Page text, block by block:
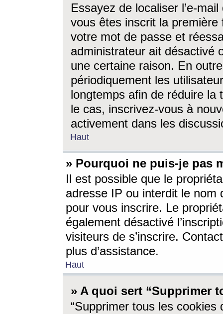
Essayez de localiser l’e-
vous êtes inscrit la première
votre mot de passe et
administrateur ait désactivé
une certaine raison. En
périodiquement les
longtemps afin de réduire la
le cas, inscrivez-vous à
activement dans les
Haut
» Pourquoi ne puis-je pas
Il est possible que le
adresse IP ou interdit le nom
pour vous inscrire. Le
également désactivé
visiteurs de s’inscrire.
plus d’assistance.
Haut
» A quoi sert “Supprimer
“Supprimer tous les cookies